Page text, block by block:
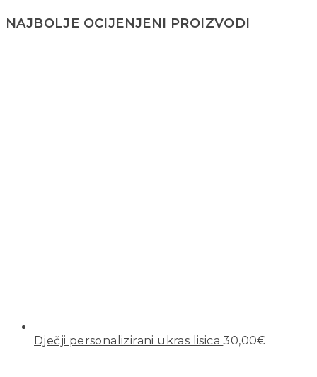
NAJBOLJE OCIJENJENI PROIZVODI
Dječji personalizirani ukras lisica 30,00€